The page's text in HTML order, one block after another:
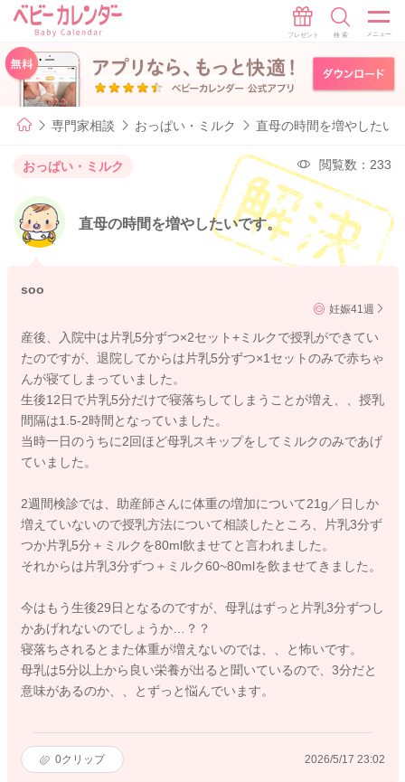
専門家相談 おっぱい・ミルク 直母の時間を増やしたい
おっぱい・ミルク 閲覧数：233
直母の時間を増やしたいです。
soo
妊娠41週
産後、入院中は片乳5分ずつ×2セット+ミルクで授乳ができてい
たのですが、退院してからは片乳5分ずつ×1セットのみで赤ちゃ
んが寝てしまっていました。
生後12日で片乳5分だけで寝落ちしてしまうことが増え、、授乳
間隔は1.5-2時間となっていました。
当時一日のうちに2回ほど母乳スキップをしてミルクのみであげ
ていました。
2週間検診では、助産師さんに体重の増加について21g／日しか
増えていないので授乳方法について相談したところ、片乳3分ず
つか片乳5分＋ミルクを80ml飲ませてと言われました。
それからは片乳3分ずつ＋ミルク60~80mlを飲ませてきました。
今はもう生後29日となるのですが、母乳はずっと片乳3分ずつし
かあげれないのでしょうか…？？
寝落ちされるとまた体重が増えないのでは、、と怖いです。
母乳は5分以上から良い栄養が出ると聞いているので、3分だと
意味があるのか、、とずっと悩んでいます。
0クリップ 2026/5/17 23:02